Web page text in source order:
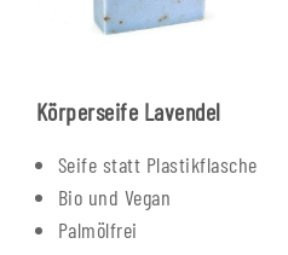
Körperseife Lavendel
Seife statt Plastikflasche
Bio und Vegan
Palmölfrei